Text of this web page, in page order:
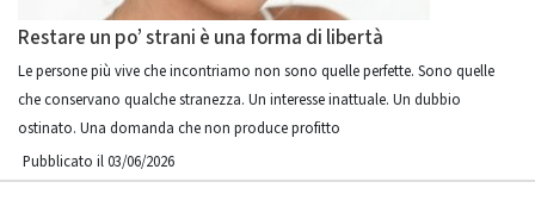
Restare un po’ strani è una forma di libertà
Le persone più vive che incontriamo non sono quelle perfette. Sono quelle
che conservano qualche stranezza. Un interesse inattuale. Un dubbio
ostinato. Una domanda che non produce profitto
Pubblicato il 03/06/2026